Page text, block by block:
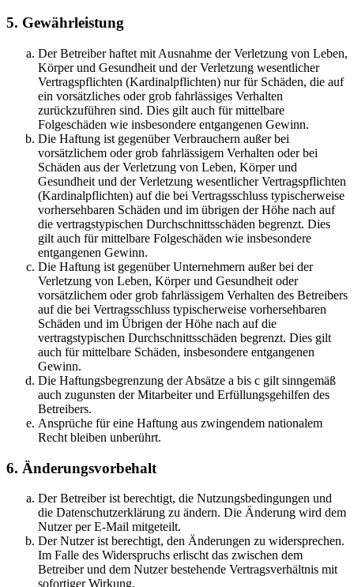
5. Gewährleistung
Der Betreiber haftet mit Ausnahme der Verletzung von Leben,
Körper und Gesundheit und der Verletzung wesentlicher
Vertragspflichten (Kardinalpflichten) nur für Schäden, die auf
ein vorsätzliches oder grob fahrlässiges Verhalten
zurückzuführen sind. Dies gilt auch für mittelbare
Folgeschäden wie insbesondere entgangenen Gewinn.
Die Haftung ist gegenüber Verbrauchern außer bei
vorsätzlichem oder grob fahrlässigem Verhalten oder bei
Schäden aus der Verletzung von Leben, Körper und
Gesundheit und der Verletzung wesentlicher Vertragspflichten
(Kardinalpflichten) auf die bei Vertragsschluss typischerweise
vorhersehbaren Schäden und im übrigen der Höhe nach auf
die vertragstypischen Durchschnittsschäden begrenzt. Dies
gilt auch für mittelbare Folgeschäden wie insbesondere
entgangenen Gewinn.
Die Haftung ist gegenüber Unternehmern außer bei der
Verletzung von Leben, Körper und Gesundheit oder
vorsätzlichem oder grob fahrlässigem Verhalten des Betreibers
auf die bei Vertragsschluss typischerweise vorhersehbaren
Schäden und im Übrigen der Höhe nach auf die
vertragstypischen Durchschnittsschäden begrenzt. Dies gilt
auch für mittelbare Schäden, insbesondere entgangenen
Gewinn.
Die Haftungsbegrenzung der Absätze a bis c gilt sinngemäß
auch zugunsten der Mitarbeiter und Erfüllungsgehilfen des
Betreibers.
Ansprüche für eine Haftung aus zwingendem nationalem
Recht bleiben unberührt.
6. Änderungsvorbehalt
Der Betreiber ist berechtigt, die Nutzungsbedingungen und
die Datenschutzerklärung zu ändern. Die Änderung wird dem
Nutzer per E-Mail mitgeteilt.
Der Nutzer ist berechtigt, den Änderungen zu widersprechen.
Im Falle des Widerspruchs erlischt das zwischen dem
Betreiber und dem Nutzer bestehende Vertragsverhältnis mit
sofortiger Wirkung.